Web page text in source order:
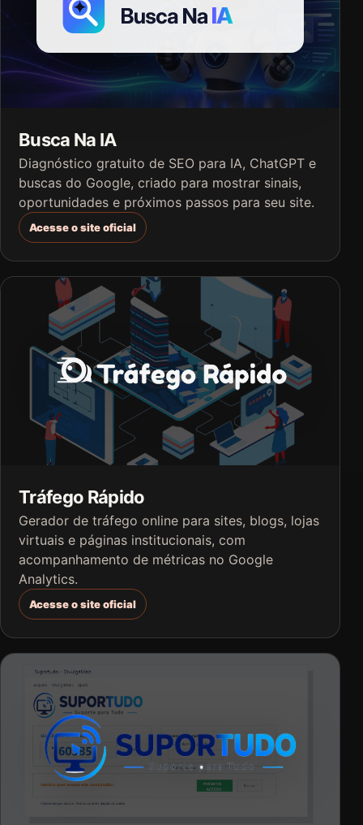
Busca Na IA
Diagnóstico gratuito de SEO para IA, ChatGPT e
buscas do Google, criado para mostrar sinais,
oportunidades e próximos passos para seu site.
Acesse o site oficial
Tráfego Rápido
Gerador de tráfego online para sites, blogs, lojas
virtuais e páginas institucionais, com
acompanhamento de métricas no Google
Analytics.
Acesse o site oficial